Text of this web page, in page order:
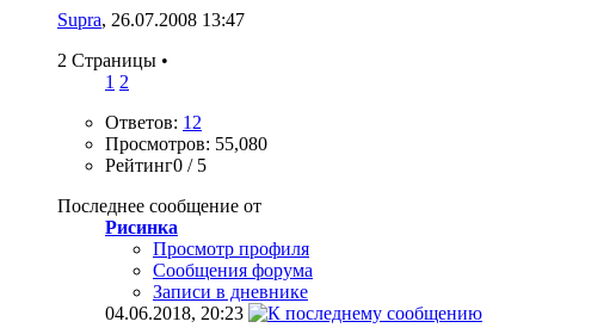
Supra, 26.07.2008 13:47
2 Страницы •
1 2
Ответов: 12
Просмотров: 55,080
Рейтинг0 / 5
Последнее сообщение от
Рисинка
Просмотр профиля
Сообщения форума
Записи в дневнике
04.06.2018, 20:23